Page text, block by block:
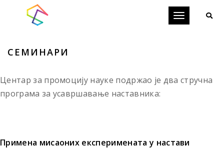
Toggle
СЕМИНАРИ
Центар за промоцију науке подржао је два стручна
програма за усавршавање наставника:
Примена мисаоних експеримената у настави